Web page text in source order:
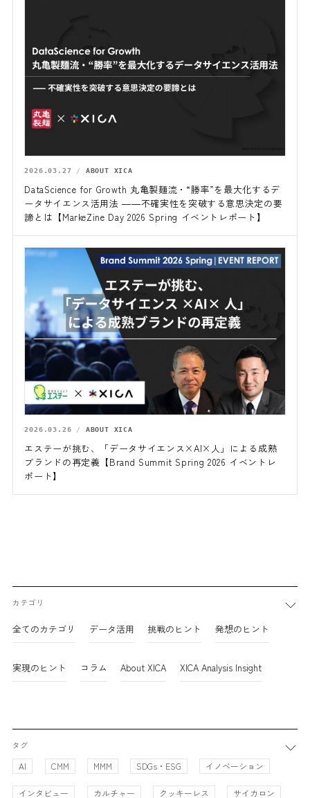
2026.03.27 ABOUT XICA
DataScience for Growth 丸亀製麺流・“勝率”を最大化するデ
ータサイエンス活用法 ――不確実性を突破する意思決定の要
諦とは【MarkeZine Day 2026 Spring イベントレポート】
2026.03.26 ABOUT XICA
エステーが挑む、「データサイエンス×AI×人」による成熟
ブランドの再定義【Brand Summit Spring 2026 イベントレ
ポート】
カテゴリ
全てのカテゴリ データ活用 挑戦のヒント 発想のヒント
実現のヒント コラム About XICA XICA Analysis Insight
タグ
AI CMM MMM SDGs・ESG イノベーション
インタビュー カルチャー クッキーレス サイカロン